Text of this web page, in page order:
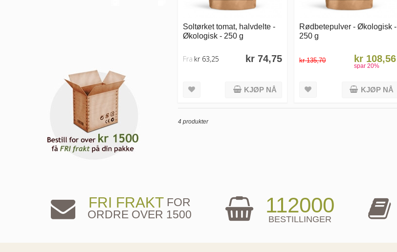
Soltørket tomat, halvdelte -
Økologisk - 250 g
kr 74,75
Fra kr 63,25
KJØP NÅ
Rødbetepulver - Økologisk -
250 g
kr 135,70 kr 108,56
spar 20%
KJØP NÅ
4 produkter
FRI FRAKT FOR
ORDRE OVER 1500
112000
BESTILLINGER